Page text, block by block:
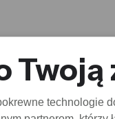
Twoją
technologie